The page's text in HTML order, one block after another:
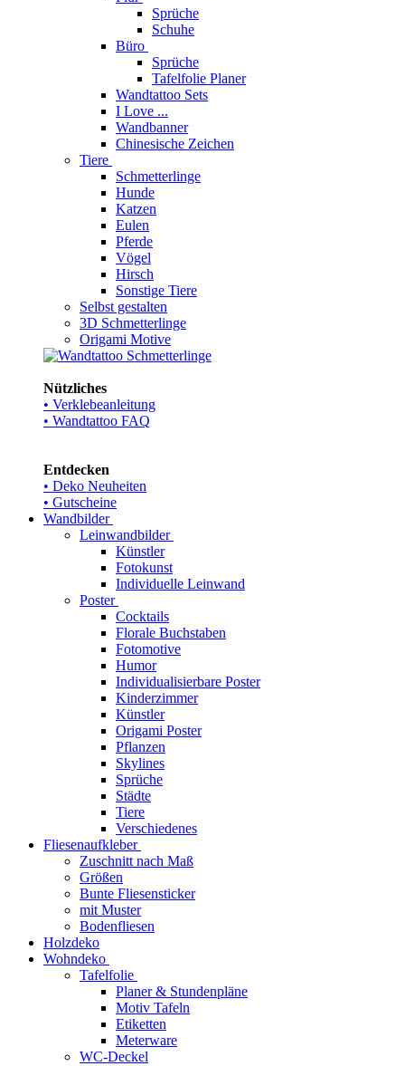
Sprüche
Schuhe
Büro
Sprüche
Tafelfolie Planer
Wandtattoo Sets
I Love ...
Wandbanner
Chinesische Zeichen
Tiere
Schmetterlinge
Hunde
Katzen
Eulen
Pferde
Vögel
Hirsch
Sonstige Tiere
Selbst gestalten
3D Schmetterlinge
Origami Motive
Nützliches
• Verklebeanleitung
• Wandtattoo FAQ
Entdecken
• Deko Neuheiten
• Gutscheine
Wandbilder
Leinwandbilder
Künstler
Fotokunst
Individuelle Leinwand
Poster
Cocktails
Florale Buchstaben
Fotomotive
Humor
Individualisierbare Poster
Kinderzimmer
Künstler
Origami Poster
Pflanzen
Skylines
Sprüche
Städte
Tiere
Verschiedenes
Fliesenaufkleber
Zuschnitt nach Maß
Größen
Bunte Fliesensticker
mit Muster
Bodenfliesen
Holzdeko
Wohndeko
Tafelfolie
Planer & Stundenpläne
Motiv Tafeln
Etiketten
Meterware
WC-Deckel